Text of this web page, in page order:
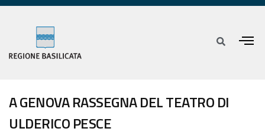
A GENOVA RASSEGNA DEL TEATRO DI
ULDERICO PESCE